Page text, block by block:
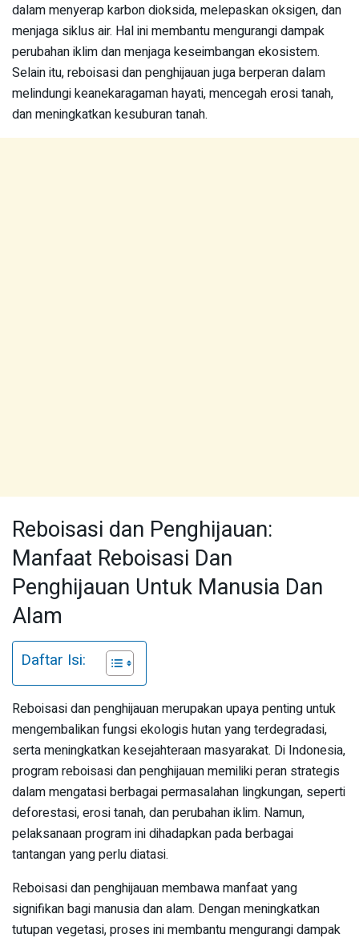
dalam menyerap karbon dioksida, melepaskan oksigen, dan
menjaga siklus air. Hal ini membantu mengurangi dampak
perubahan iklim dan menjaga keseimbangan ekosistem.
Selain itu, reboisasi dan penghijauan juga berperan dalam
melindungi keanekaragaman hayati, mencegah erosi tanah,
dan meningkatkan kesuburan tanah.
Reboisasi dan Penghijauan:
Manfaat Reboisasi Dan
Penghijauan Untuk Manusia Dan
Alam
Daftar Isi:
Reboisasi dan penghijauan merupakan upaya penting untuk
mengembalikan fungsi ekologis hutan yang terdegradasi,
serta meningkatkan kesejahteraan masyarakat. Di Indonesia,
program reboisasi dan penghijauan memiliki peran strategis
dalam mengatasi berbagai permasalahan lingkungan, seperti
deforestasi, erosi tanah, dan perubahan iklim. Namun,
pelaksanaan program ini dihadapkan pada berbagai
tantangan yang perlu diatasi.
Reboisasi dan penghijauan membawa manfaat yang
signifikan bagi manusia dan alam. Dengan meningkatkan
tutupan vegetasi, proses ini membantu mengurangi dampak